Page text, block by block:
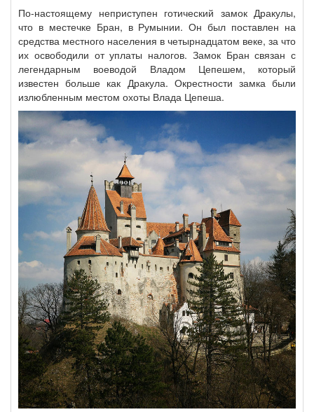
По-настоящему неприступен готический замок Дракулы,
что в местечке Бран, в Румынии. Он был поставлен на
средства местного населения в четырнадцатом веке, за что
их освободили от уплаты налогов. Замок Бран связан с
легендарным воеводой Владом Цепешем, который
известен больше как Дракула. Окрестности замка были
излюбленным местом охоты Влада Цепеша.